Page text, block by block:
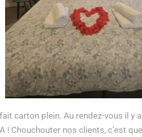
carton plein. Au rendez-vous il y
! Chouchouter nos clients, c’est